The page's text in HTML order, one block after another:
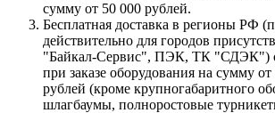
сумму от 50 000 рублей.
Бесплатная доставка в регионы РФ
действительно для городов
"Байкал-Сервис", ПЭК, ТК "СДЭК")
при заказе оборудования на сумму
рублей (кроме крупногабаритного
шлагбаумы, полноростовые